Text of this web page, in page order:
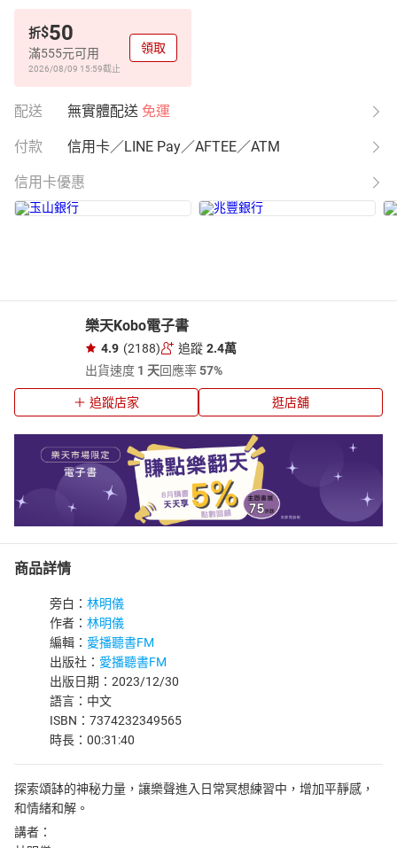
折$50
滿555元可用
2026/08/09 15:59截止
領取
配送 無實體配送 免運
付款 信用卡／LINE Pay／AFTEE／ATM
信用卡優惠
樂天Kobo電子書
4.9 (2188) 追蹤 2.4萬
出貨速度 1 天回應率57%
追蹤店家 逛店舖
商品詳情
旁白： 林明儀
作者： 林明儀
編輯： 愛播聽書FM
出版社： 愛播聽書FM
出版日期：2023/12/30
語言：中文
ISBN：7374232349565
時長：00:31:40
探索頌缽的神秘力量，讓樂聲進入日常冥想練習中，增加平靜感，
和情緒和解。
講者：